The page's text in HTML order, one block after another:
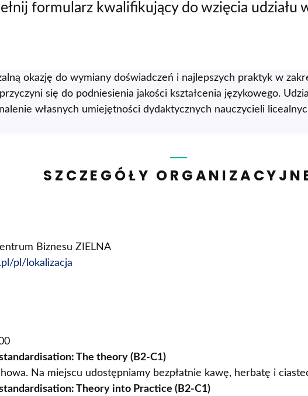
formularz kwalifikujący do wzięcia udziału
okazję do wymiany doświadczeń i najlepszych praktyk w
się do podniesienia jakości kształcenia językowego.
własnych umiejętności dydaktycznych nauczycieli
SZCZEGÓŁY
Biznesu ZIELNA
pl/lokalizacja
The theory (B2-C1)
Na miejscu udostępniamy bezpłatnie kawę, herbatę i
Theory into Practice (B2-C1)